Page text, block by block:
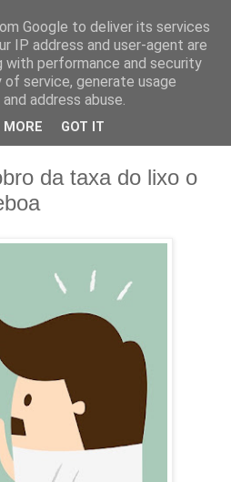
da taxa do lixo o
Google to deliver its services
IP address and user-agent are
with performance and security
service, generate usage
address abuse.
MORE GOT IT